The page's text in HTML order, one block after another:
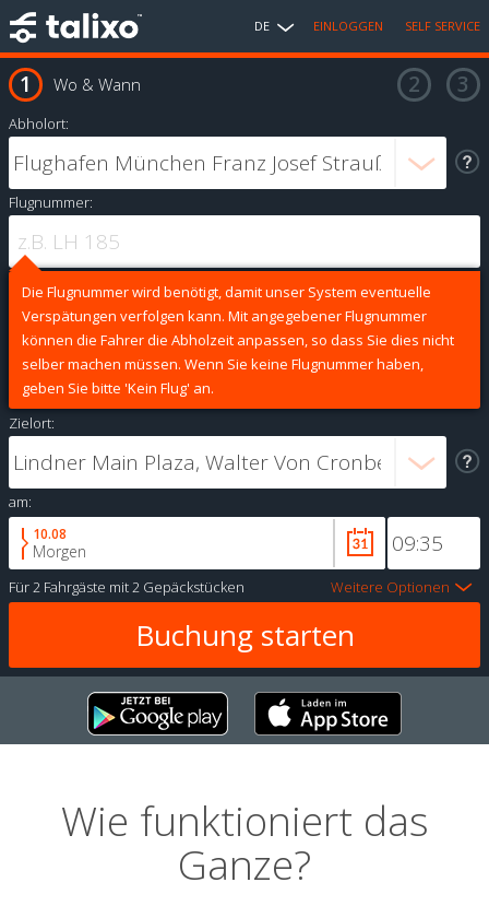
DE EINLOGGEN SELF SERVICE
Wo & Wann
Abholort:
Flugnummer:
Die Flugnummer wird benötigt, damit unser System eventuelle
Verspätungen verfolgen kann. Mit angegebener Flugnummer
können die Fahrer die Abholzeit anpassen, so dass Sie dies nicht
selber machen müssen. Wenn Sie keine Flugnummer haben,
geben Sie bitte 'Kein Flug' an.
Zielort:
am:
10.08
Morgen
Für2 Fahrgäste mit2 Gepäckstücken Weitere Optionen
Wie funktioniert das
Ganze?